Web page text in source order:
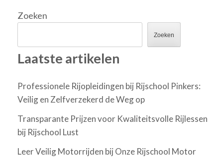
Zoeken
Zoeken
Laatste artikelen
Professionele Rijopleidingen bij Rijschool Pinkers:
Veilig en Zelfverzekerd de Weg op
Transparante Prijzen voor Kwaliteitsvolle Rijlessen
bij Rijschool Lust
Leer Veilig Motorrijden bij Onze Rijschool Motor